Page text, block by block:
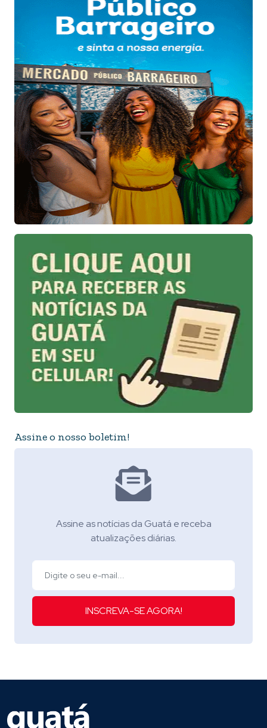
Assine o nosso boletim!
Assine as notícias da Guatá e receba
atualizações diárias.
INSCREVA-SE AGORA!